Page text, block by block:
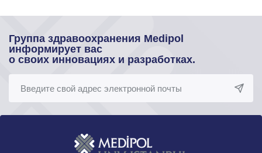
Группа здравоохранения Medipol
информирует вас
о своих инновациях и разработках.